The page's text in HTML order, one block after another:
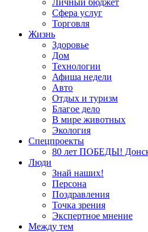
Личный бюджет
Сфера услуг
Торговля
Жизнь
Здоровье
Дом
Технологии
Афиша недели
Авто
Отдых и туризм
Благое дело
В мире животных
Экология
Спецпроекты
80 лет ПОБЕДЫ!
Люди
Знай наших!
Персона
Поздравления
Точка зрения
Экспертное мнение
Между тем